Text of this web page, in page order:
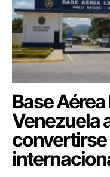
Base
Venezuela